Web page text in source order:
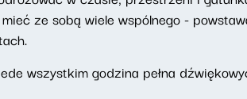
ze sobą wiele wspólnego -
wszystkim godzina pełna